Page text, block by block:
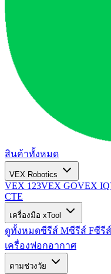
สินค้าทั้งหมด
VEX Robotics
VEX 123VEX GOVEX IQ
CTE
เครื่องมือ xTool
ดูทั้งหมดซีรีส์ Mซีรีส์ Fซีรี
เครื่องฟอกอากาศ
ตามช่วงวัย